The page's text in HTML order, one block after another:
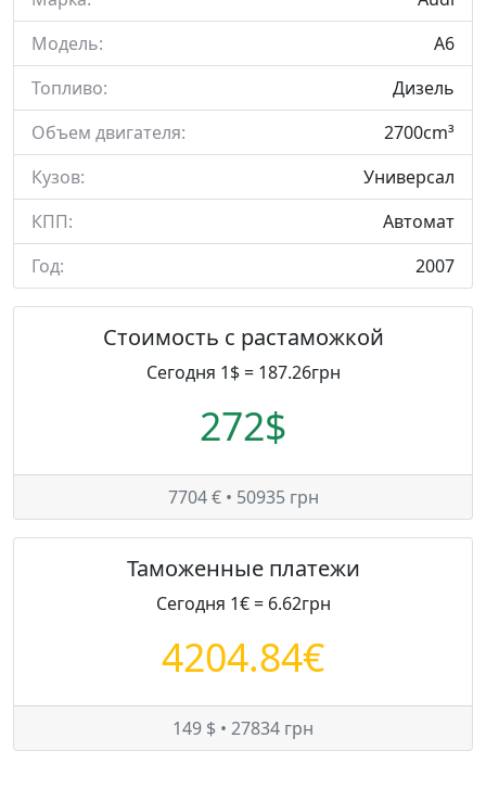
Модель:
A6
Топливо:
Дизель
Объем двигателя:
2700cm³
Кузов:
Универсал
КПП:
Автомат
Год:
2007
Стоимость с растаможкой
Сегодня 1$ = 187.26грн
272$
7704 € • 50935 грн
Таможенные платежи
Сегодня 1€ = 6.62грн
4204.84€
149 $ • 27834 грн